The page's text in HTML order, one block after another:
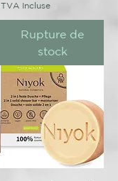
TVA Incluse
Rupture de
stock